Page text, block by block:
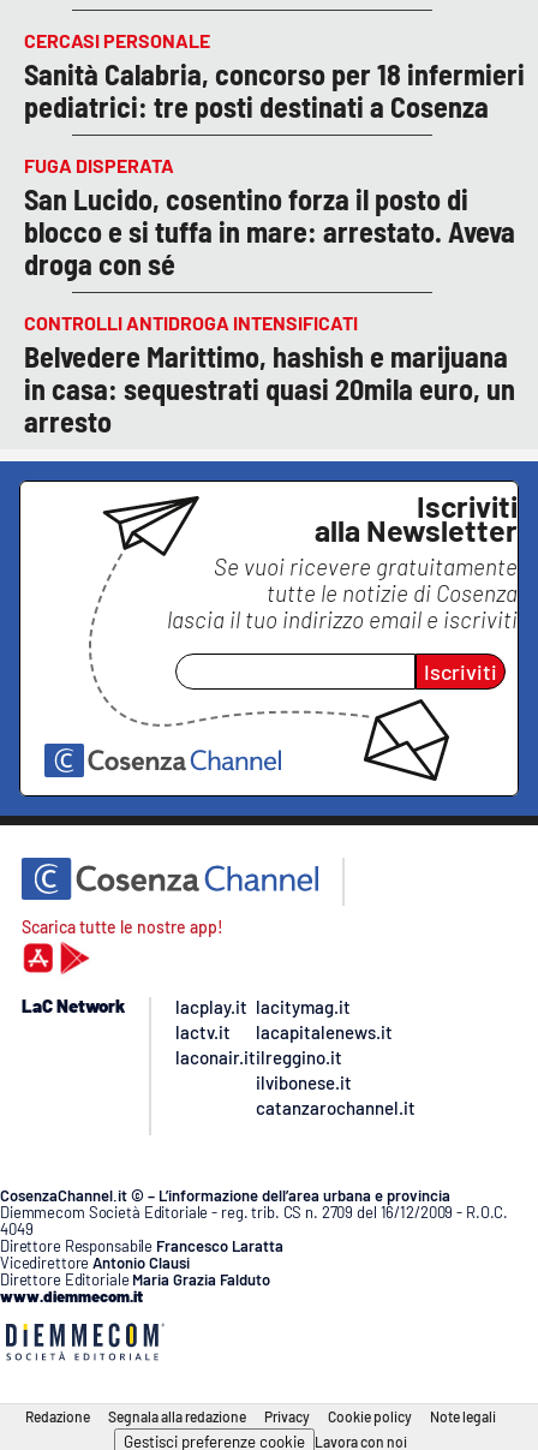
CERCASI PERSONALE
Sanità Calabria, concorso per 18 infermieri
pediatrici: tre posti destinati a Cosenza
FUGA DISPERATA
San Lucido, cosentino forza il posto di
blocco e si tuffa in mare: arrestato. Aveva
droga con sé
CONTROLLI ANTIDROGA INTENSIFICATI
Belvedere Marittimo, hashish e marijuana
in casa: sequestrati quasi 20mila euro, un
arresto
Iscriviti
alla Newsletter
Se vuoi ricevere gratuitamente
tutte le notizie di Cosenza
lascia il tuo indirizzo email e iscriviti
Iscriviti
Scarica tutte le nostre app!
LaC Network
lacplay.it
lactv.it
laconair.it
lacitymag.it
lacapitalenews.it
ilreggino.it
ilvibonese.it
catanzarochannel.it
CosenzaChannel.it © – L’informazione dell’area urbana e provincia
Diemmecom Società Editoriale - reg. trib. CS n. 2709 del 16/12/2009 - R.O.C.
4049
Direttore Responsabile Francesco Laratta
VicedirettoreAntonio Clausi
Direttore Editoriale Maria Grazia Falduto
www.diemmecom.it
Redazione Segnala alla redazione Privacy Cookie policy Note legali
Gestisci preferenze cookie Lavora con noi